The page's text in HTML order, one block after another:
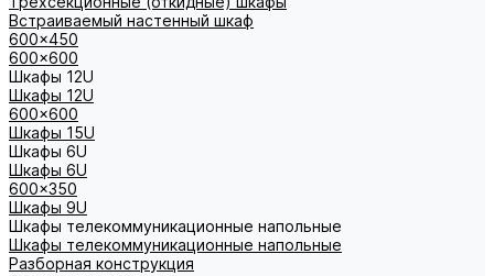
Встраиваемый настенный шкаф
600x450
600x600
Шкафы 12U
Шкафы 12U
600x600
Шкафы 15U
Шкафы 6U
Шкафы 6U
600x350
Шкафы 9U
Шкафы телекоммуникационные напольные
Шкафы телекоммуникационные напольные
Разборная конструкция